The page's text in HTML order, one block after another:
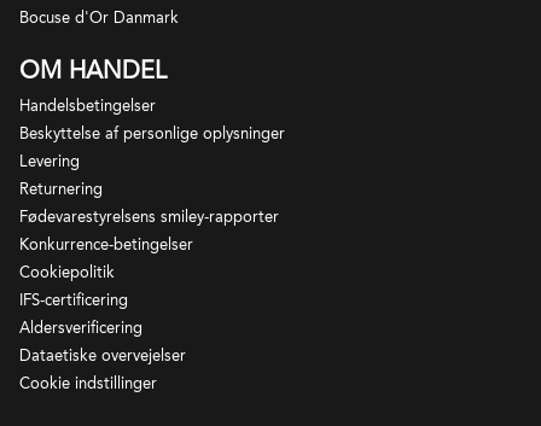
Bocuse d'Or Danmark
OM HANDEL
Handelsbetingelser
Beskyttelse af personlige oplysninger
Levering
Returnering
Fødevarestyrelsens smiley-rapporter
Konkurrence-betingelser
Cookiepolitik
IFS-certificering
Aldersverificering
Dataetiske overvejelser
Cookie indstillinger